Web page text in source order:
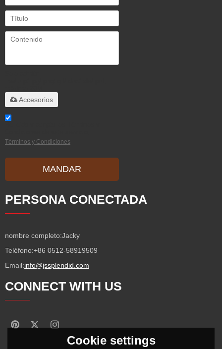
Accesorios
Términos y Condiciones
MANDAR
PERSONA CONECTADA
nombre completo:Jacky
Teléfono:+86 0512-58919509
Email:info@jssplendid.com
CONNECT WITH US
Cookie settings